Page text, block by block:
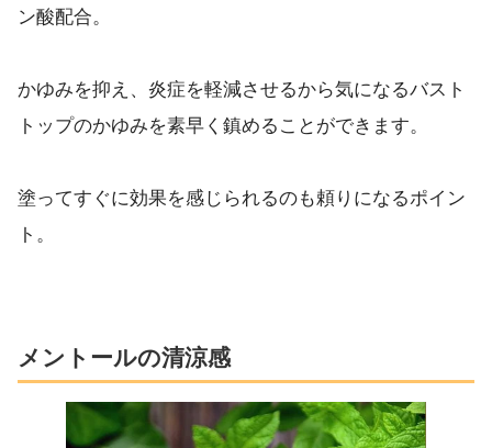
ン酸配合。
かゆみを抑え、炎症を軽減させるから気になるバスト
トップのかゆみを素早く鎮めることができます。
塗ってすぐに効果を感じられるのも頼りになるポイン
ト。
メントールの清涼感